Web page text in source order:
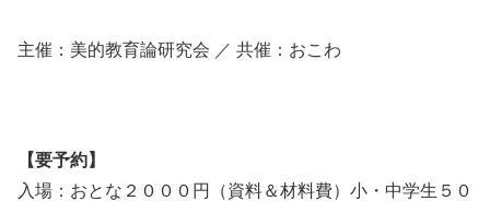
主催：美的教育論研究会 ／ 共催：おこわ
【要予約】
入場：おとな２０００円（資料＆材料費）小・中学生５０